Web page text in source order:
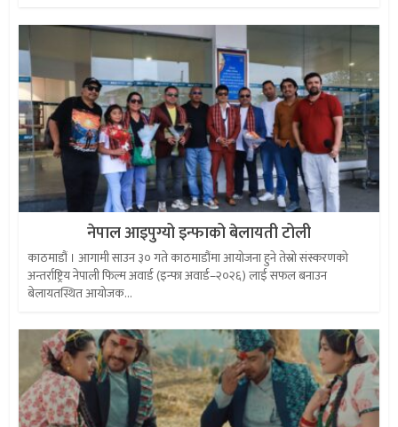
नेपाल आइपुग्यो इन्फाको बेलायती टोली
काठमाडौं । आगामी साउन ३० गते काठमाडौंमा आयोजना हुने तेस्रो संस्करणको
अन्तर्राष्ट्रिय नेपाली फिल्म अवार्ड (इन्फा अवार्ड–२०२६) लाई सफल बनाउन
बेलायतस्थित आयोजक...